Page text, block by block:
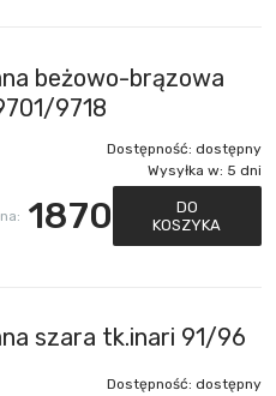
beżowo-brązowa
9718
Dostępność: dostępny
Wysyłka w: 5 dni
1870
DO
KOSZYKA
szara tk.inari 91/96
Dostępność: dostępny